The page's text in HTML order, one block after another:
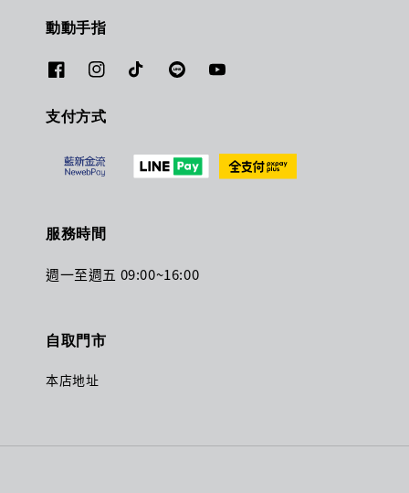
動動手指
支付方式
服務時間
週一至週五 09:00~16:00
自取門市
本店地址